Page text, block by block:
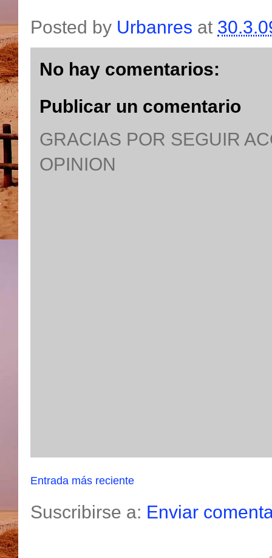
Posted by Urbanres at
No hay comentarios:
Publicar un comentario
GRACIAS POR SEGUIR
OPINION
Entrada más reciente
Suscribirse a: Enviar